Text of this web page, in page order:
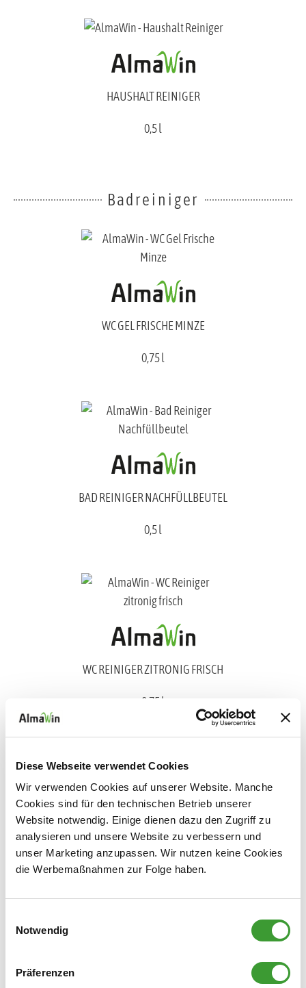
Diese Webseite verwendet Cookies
Wir verwenden Cookies auf unserer Website. Manche
Cookies sind für den technischen Betrieb unserer
Website notwendig. Einige dienen dazu den Zugriff zu
analysieren und unsere Website zu verbessern und
unser Marketing anzupassen. Wir nutzen keine Cookies
die Werbemaßnahmen zur Folge haben.
Notwendig
Präferenzen
HAUSHALT REINIGER
0,5 l
Badreiniger
WC GEL FRISCHE MINZE
0,75 l
BAD REINIGER NACHFÜLLBEUTEL
0,5 l
WC REINIGER ZITRONIG FRISCH
0,75 l
BAD REINIGER
0,5 l